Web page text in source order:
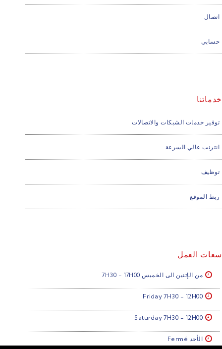
اتصال
حسابي
خدماتنا
توفير خدمات الشبكات والاتصالات
انترنت عالي السرعة
توظيف
ربط الموقع
سعات العمل
من الإتنين الى الخميس 7H30 - 17H00
Friday 7H30 - 12H00
Saturday 7H30 - 12H00
الأحد Fermé